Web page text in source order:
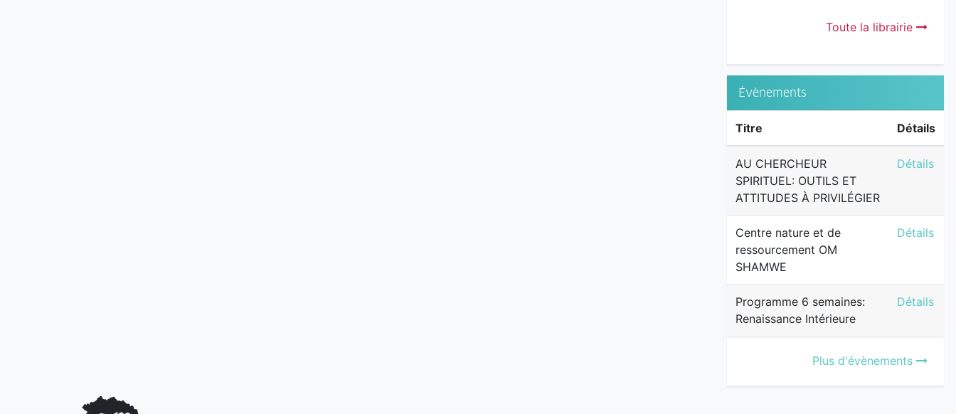
Toute la librairie
Évènements
Titre Détails
AU CHERCHEUR
SPIRITUEL: OUTILS ET
ATTITUDES À PRIVILÉGIER
AU
Détails
Centre nature et de
ressourcement OM
SHAMWE
Centre
Détails
Programme 6 semaines:
Renaissance Intérieure
Détails
Plus d'évènements